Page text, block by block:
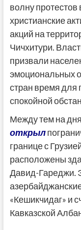
волну протестов
христианские
акций на
Чичхитури.
призвали
эмоциональных
стран время для
спокойной
Между тем на
открыл
границе с
расположены
Давид-Гареджи.
«Кешикчидаг» и
Кавказской